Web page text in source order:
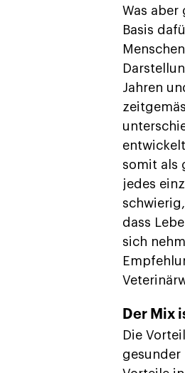
Was
Basis
Jahren
somit als
jedes
dass
sich
Der Mix
Die
gesunder